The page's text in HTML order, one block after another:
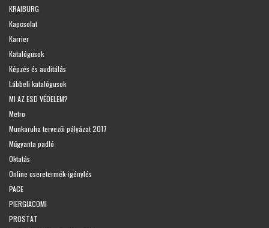
KRAIBURG
Kapcsolat
Karrier
Katalógusok
Képzés és auditálás
Lábbeli katalógusok
MI AZ ESD VÉDELEM?
Metro
Munkaruha tervezői pályázat 2017
Műgyanta padló
Oktatás
Online cseretermék-igénylés
PACE
PIERGIACOMI
PROSTAT